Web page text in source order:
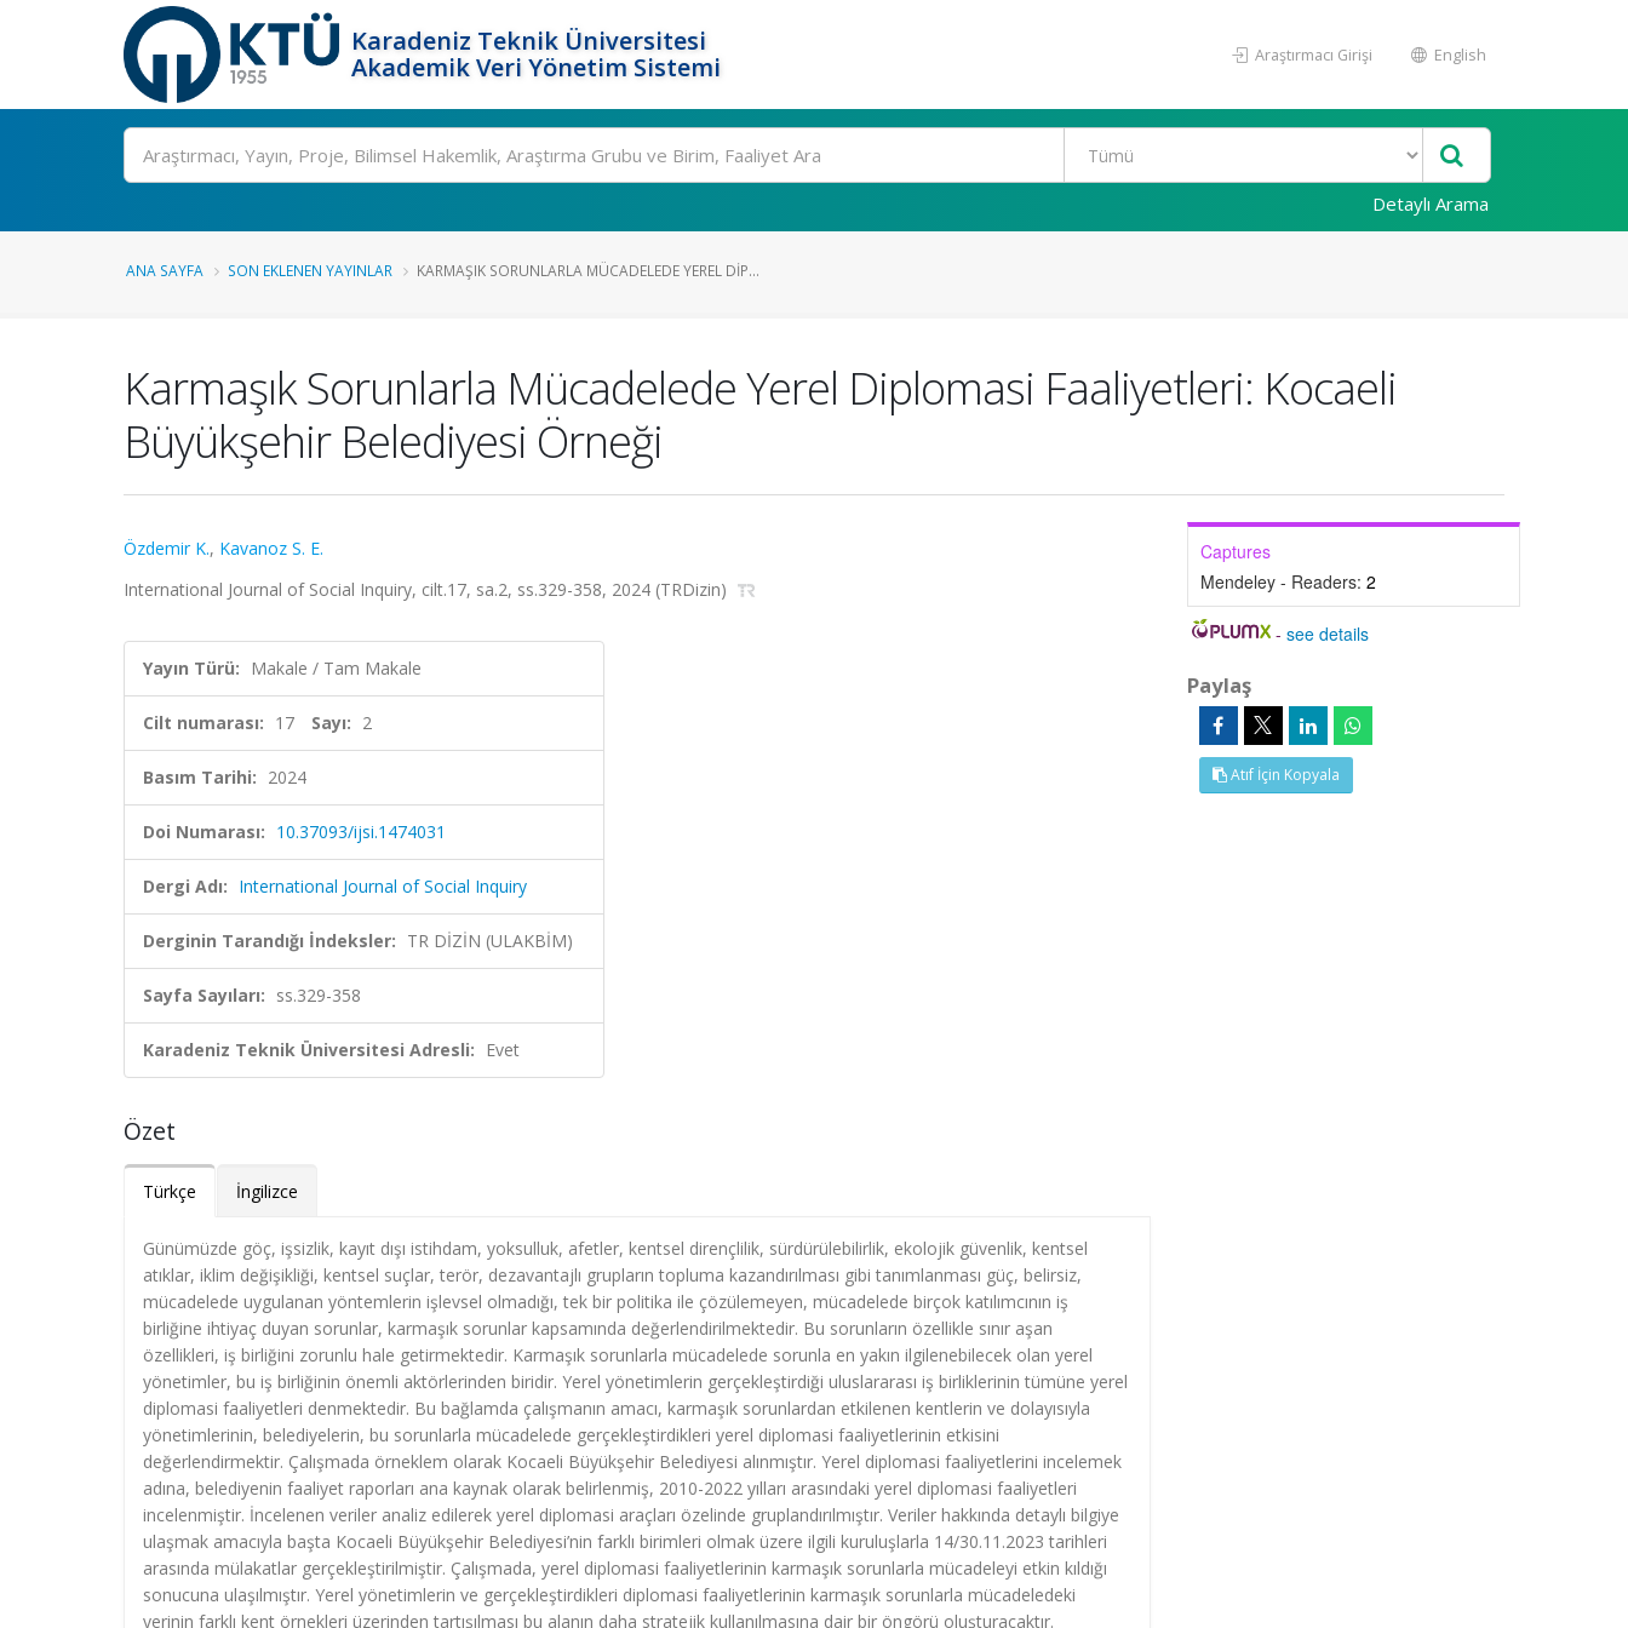
Karadeniz Teknik Üniversitesi
Akademik Veri Yönetim Sistemi
Araştırmacı Girişi English
Ara
Detaylı Arama
ANA SAYFA SON EKLENEN YAYINLAR KARMAŞIK SORUNLARLA MÜCADELEDE YEREL DIP...
Karmaşık Sorunlarla Mücadelede Yerel Diplomasi Faaliyetleri: Kocaeli
Büyükşehir Belediyesi Örneği
Özdemir K., Kavanoz S. E.
International Journal of Social Inquiry, cilt.17, sa.2, ss.329-358, 2024 (TRDizin)
Yayın Türü: Makale / Tam Makale
Cilt numarası: 17 Sayı: 2
Basım Tarihi: 2024
Doi Numarası: 10.37093/ijsi.1474031
Dergi Adı: International Journal of Social Inquiry
Derginin Tarandığı İndeksler: TR DİZİN (ULAKBİM)
Sayfa Sayıları: ss.329-358
Karadeniz Teknik Üniversitesi Adresli: Evet
Özet
Türkçe İngilizce
Günümüzde göç, işsizlik, kayıt dışı istihdam, yoksulluk, afetler, kentsel dirençlilik, sürdürülebilirlik, ekolojik güvenlik, kentsel
atıklar, iklim değişikliği, kentsel suçlar, terör, dezavantajlı grupların topluma kazandırılması gibi tanımlanması güç, belirsiz,
mücadelede uygulanan yöntemlerin işlevsel olmadığı, tek bir politika ile çözülemeyen, mücadelede birçok katılımcının iş
birliğine ihtiyaç duyan sorunlar, karmaşık sorunlar kapsamında değerlendirilmektedir. Bu sorunların özellikle sınır aşan
özellikleri, iş birliğini zorunlu hale getirmektedir. Karmaşık sorunlarla mücadelede sorunla en yakın ilgilenebilecek olan yerel
yönetimler, bu iş birliğinin önemli aktörlerinden biridir. Yerel yönetimlerin gerçekleştirdiği uluslararası iş birliklerinin tümüne yerel
diplomasi faaliyetleri denmektedir. Bu bağlamda çalışmanın amacı, karmaşık sorunlardan etkilenen kentlerin ve dolayısıyla
yönetimlerinin, belediyelerin, bu sorunlarla mücadelede gerçekleştirdikleri yerel diplomasi faaliyetlerinin etkisini
değerlendirmektir. Çalışmada örneklem olarak Kocaeli Büyükşehir Belediyesi alınmıştır. Yerel diplomasi faaliyetlerini incelemek
adına, belediyenin faaliyet raporları ana kaynak olarak belirlenmiş, 2010-2022 yılları arasındaki yerel diplomasi faaliyetleri
incelenmiştir. İncelenen veriler analiz edilerek yerel diplomasi araçları özelinde gruplandırılmıştır. Veriler hakkında detaylı bilgiye
ulaşmak amacıyla başta Kocaeli Büyükşehir Belediyesi’nin farklı birimleri olmak üzere ilgili kuruluşlarla 14/30.11.2023 tarihleri
arasında mülakatlar gerçekleştirilmiştir. Çalışmada, yerel diplomasi faaliyetlerinin karmaşık sorunlarla mücadeleyi etkin kıldığı
sonucuna ulaşılmıştır. Yerel yönetimlerin ve gerçekleştirdikleri diplomasi faaliyetlerinin karmaşık sorunlarla mücadeledeki
yerinin farklı kent örnekleri üzerinden tartışılması bu alanın daha stratejik kullanılmasına dair bir öngörü oluşturacaktır.
Captures
Mendeley - Readers: 2
-see details
Paylaş
Atıf İçin Kopyala